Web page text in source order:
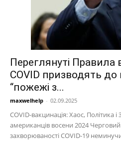
Переглянуті Правила
COVID призводять
“пожежі з...
maxwelhelp - 02.09.2025
COVID-вакцинація: Хаос, Політика
американців восени 2024 Черговий
захворюваності COVID-19